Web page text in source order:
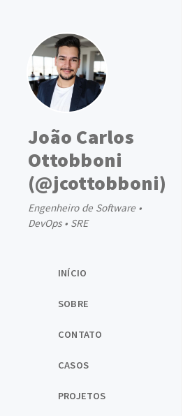
João Carlos
Ottobboni
(@jcottobboni)
Engenheiro de Software •
DevOps • SRE
INÍCIO
SOBRE
CONTATO
CASOS
PROJETOS